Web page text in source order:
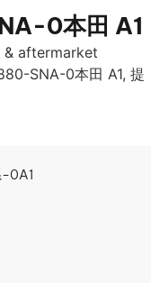
0本田 A1
& aftermarket
SNA-0本田 A1, 提
0A1